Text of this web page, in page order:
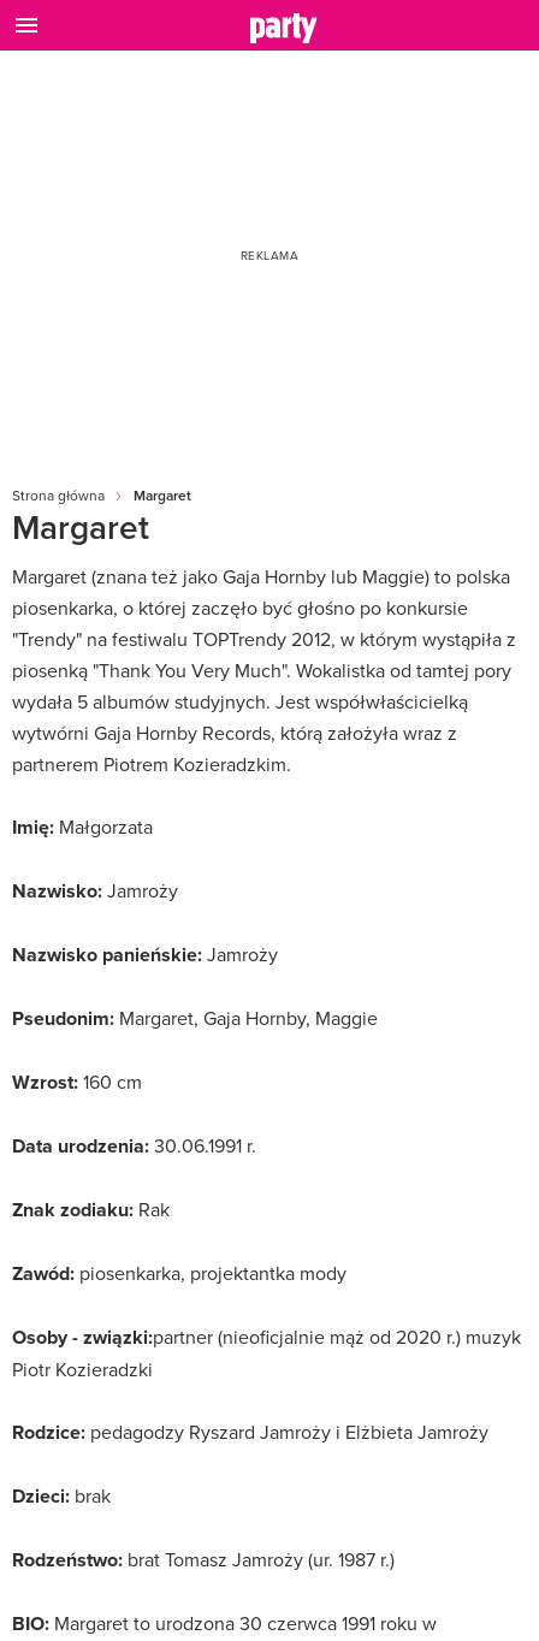
Strona główna Margaret
Margaret
Margaret (znana też jako Gaja Hornby lub Maggie) to polska
piosenkarka, o której zaczęło być głośno po konkursie
"Trendy" na festiwalu TOPTrendy 2012, w którym wystąpiła z
piosenką "Thank You Very Much". Wokalistka od tamtej pory
wydała 5 albumów studyjnych. Jest współwłaścicielką
wytwórni Gaja Hornby Records, którą założyła wraz z
partnerem Piotrem Kozieradzkim.
Imię: Małgorzata
Nazwisko:Jamroży
Nazwisko panieńskie:Jamroży
Pseudonim: Margaret, Gaja Hornby, Maggie
Wzrost:160 cm
Data urodzenia:30.06.1991 r.
Znak zodiaku: Rak
Zawód: piosenkarka, projektantka mody
Osoby - związki:partner (nieoficjalnie mąż od 2020 r.) muzyk
Piotr Kozieradzki
Rodzice: pedagodzy Ryszard Jamroży i Elżbieta Jamroży
Dzieci: brak
Rodzeństwo: brat Tomasz Jamroży (ur. 1987 r.)
BIO: Margaret to urodzona 30 czerwca 1991 roku w